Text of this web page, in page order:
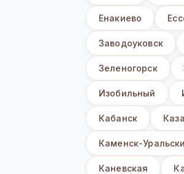
Енакиево
Заводоуковск
Зеленогорск
Изобильный
Кабанск
Каменск-
Каневская